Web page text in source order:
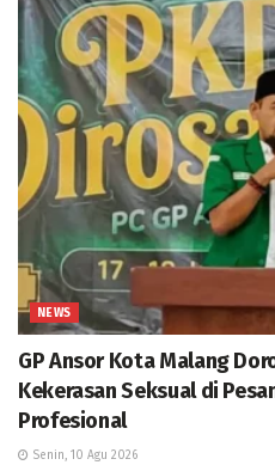
NEWS
GP Ansor Kota Malang
Kekerasan Seksual di
Profesional
Senin, 10 Agu 2026